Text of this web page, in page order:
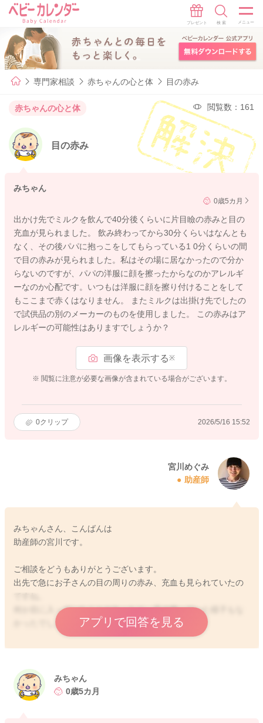
専門家相談 赤ちゃんの心と体 目の赤み
赤ちゃんの心と体 閲覧数：161
目の赤み
みちゃん
0歳5カ月
出かけ先でミルクを飲んで40分後くらいに片目瞼の赤みと目の
充血が見られました。 飲み終わってから30分くらいはなんとも
なく、その後パパに抱っこをしてもらっている1 0分くらいの間
で目の赤みが見られました。私はその場に居なかったので分か
らないのですが、パパの洋服に顔を擦ったからなのかアレルギ
ーなのか心配です。いつもは洋服に顔を擦り付けることをして
もここまで赤くはなりません。 またミルクは出掛け先でしたの
で試供品の別のメーカーのものを使用しました。 この赤みはア
レルギーの可能性はありますでしょうか？
画像を表示する※
※ 閲覧に注意が必要な画像が含まれている場合がございます。
0クリップ 2026/5/16 15:52
宮川めぐみ
助産師
みちゃんさん、こんばんは
助産師の宮川です。
ご相談をどうもありがとうございます。
出先で急にお子さんの目の周りの赤み、充血も見られていたの
何か目に入っていたことがあったり、手で擦っていた様子もな
かったでしょうか？
ご心配をされているようなアレルギーの可能性があるのか、は
まいます。せっかくご相談くださったのに、大変申し訳ありま
せん。
アプリで回答を見る
みちゃん
0歳5カ月